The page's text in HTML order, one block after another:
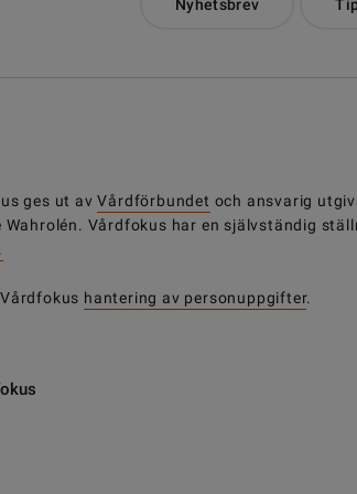
Nyhetsbrev
ges ut avVårdförbundet och ansvarig
Wahrolén. Vårdfokus har en självständig
hantering av personuppgifter.